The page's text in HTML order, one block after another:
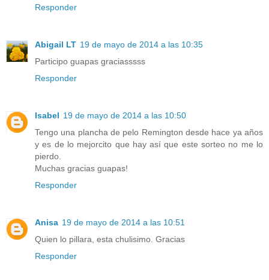
Responder
Abigail LT 19 de mayo de 2014 a las 10:35
Participo guapas graciasssss
Responder
Isabel 19 de mayo de 2014 a las 10:50
Tengo una plancha de pelo Remington desde hace ya años
y es de lo mejorcito que hay así que este sorteo no me lo
pierdo.
Muchas gracias guapas!
Responder
Anisa 19 de mayo de 2014 a las 10:51
Quien lo pillara, esta chulisimo. Gracias
Responder